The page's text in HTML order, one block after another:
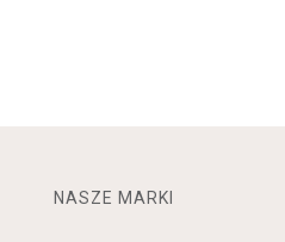
NASZE MARKI